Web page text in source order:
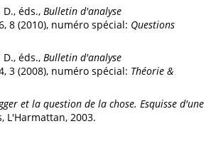
éds., Bulletin d'analyse
8 (2010), numéro spécial: Questions
éds., Bulletin d'analyse
3 (2008), numéro spécial: Théorie &
et la question de la chose. Esquisse d'une
L'Harmattan, 2003.